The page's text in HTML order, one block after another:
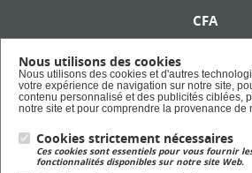
CFA
Formation en
Taxe
Lycée Privé
Formation Scolaire
Nous utilisons des cookies
Nous utilisons des cookies et d'autres
votre expérience de navigation sur notre site,
contenu personnalisé et des publicités ciblées,
notre site et pour comprendre la provenance de
Cookies strictement nécessaires
Ces cookies sont essentiels pour vous fournir
fonctionnalités disponibles sur notre site Web.